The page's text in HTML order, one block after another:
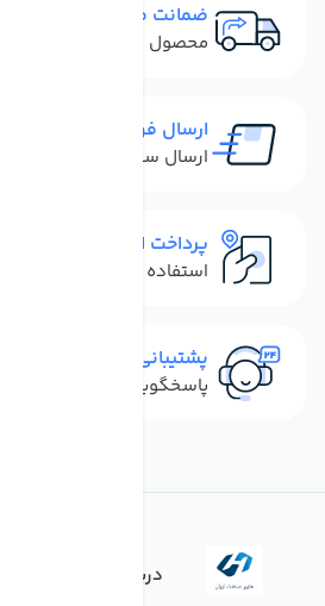
ضمانت مرجوعی
محصول نباید آسیب دیده
ارسال فوری
ارسال سفارش در کمترین
پرداخت امن
استفاده از روش‌های
پشتیبانی سریع
پاسخگویی سریع به تماس‌ها
درباره فروشگاه